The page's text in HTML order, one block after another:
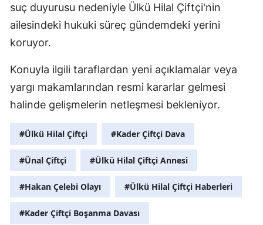
suç duyurusu nedeniyle Ülkü Hilal Çiftçi'nin
ailesindeki hukuki süreç gündemdeki yerini
koruyor.
Konuyla ilgili taraflardan yeni açıklamalar veya
yargı makamlarından resmi kararlar gelmesi
halinde gelişmelerin netleşmesi bekleniyor.
#Ülkü Hilal Çiftçi #Kader Çiftçi Dava
#Ünal Çiftçi #Ülkü Hilal Çiftçi Annesi
#Hakan Çelebi Olayı #Ülkü Hilal Çiftçi Haberleri
#Kader Çiftçi Boşanma Davası